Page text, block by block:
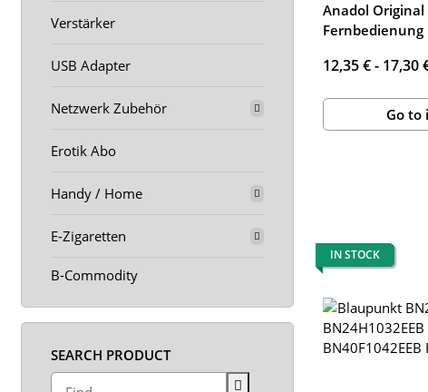
Anadol Original
Fernbedienung
12,35 € - 17,30
Go to
IN STOCK
Verstärker
USB Adapter
Netzwerk Zubehör
Erotik Abo
Handy / Home
E-Zigaretten
B-Commodity
SEARCH PRODUCT